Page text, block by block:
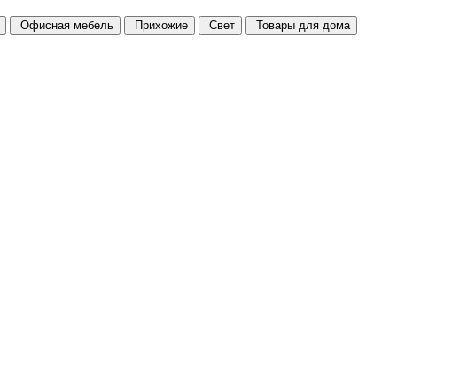
Офисная мебель Прихожие Свет
Товары для дома